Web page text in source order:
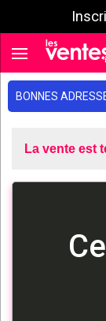
Toggle navigation
BONNES
La vente est